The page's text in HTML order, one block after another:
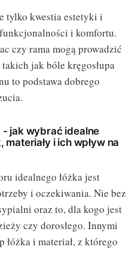
tylko kwestia estetyki i
i komfortu.
czy rama mogą prowadzić
jak bóle kręgosłupa
to podstawa dobrego
- jak wybrać idealne
materiały i ich wpływ na
idealnego łóżka jest
i oczekiwania. Nie bez
oraz to, dla kogo jest
czy dorosłego. Innymi
i materiał, z którego